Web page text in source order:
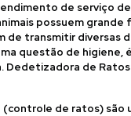
de serviço
possuem grande
de transmitir diversas
questão de higiene,
Dedetizadora de
(controle de ratos) são